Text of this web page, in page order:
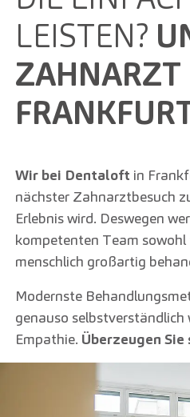
EISTEN?
ZAHNARZT
Wir bei Dentaloft in
nächster Zahnarztbesuch
Erlebnis wird. Deswegen
kompetenten Team sowohl
menschlich großartig
Modernste
genauso
Empathie. Überzeugen